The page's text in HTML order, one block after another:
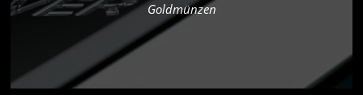
Goldmünzen